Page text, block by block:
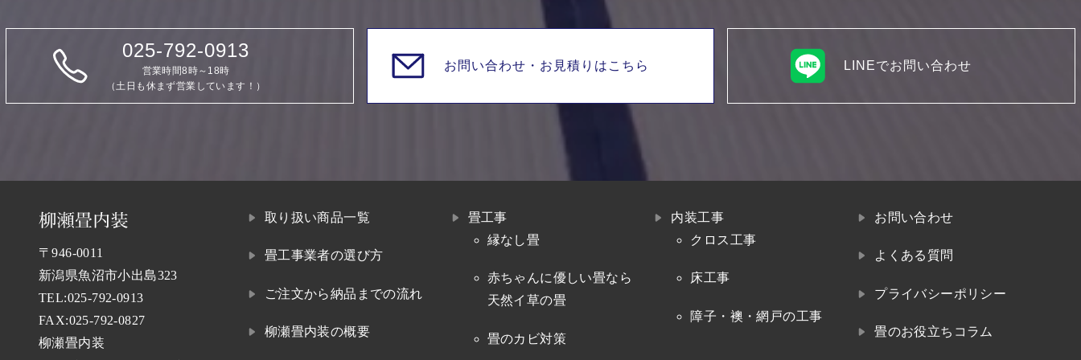
025-792-0913
営業時間8時～18時
（土日も休まず営業しています！）
お問い合わせ・ お見積りはこちら LINEでお問い合わせ
〒946-0011
新潟県魚沼市小出島323
TEL:025-792-0913
FAX:025-792-0827
柳瀬畳内装
取り扱い商品一覧
畳工事業者の選び方
ご注文から納品までの流れ
柳瀬畳内装の概要
畳工事
縁なし畳
赤ちゃんに優しい畳なら
天然イ草の畳
畳のカビ対策
内装工事
クロス工事
床工事
障子・襖・網戸の工事
お問い合わせ
よくある質問
プライバシーポリシー
畳のお役立ちコラム